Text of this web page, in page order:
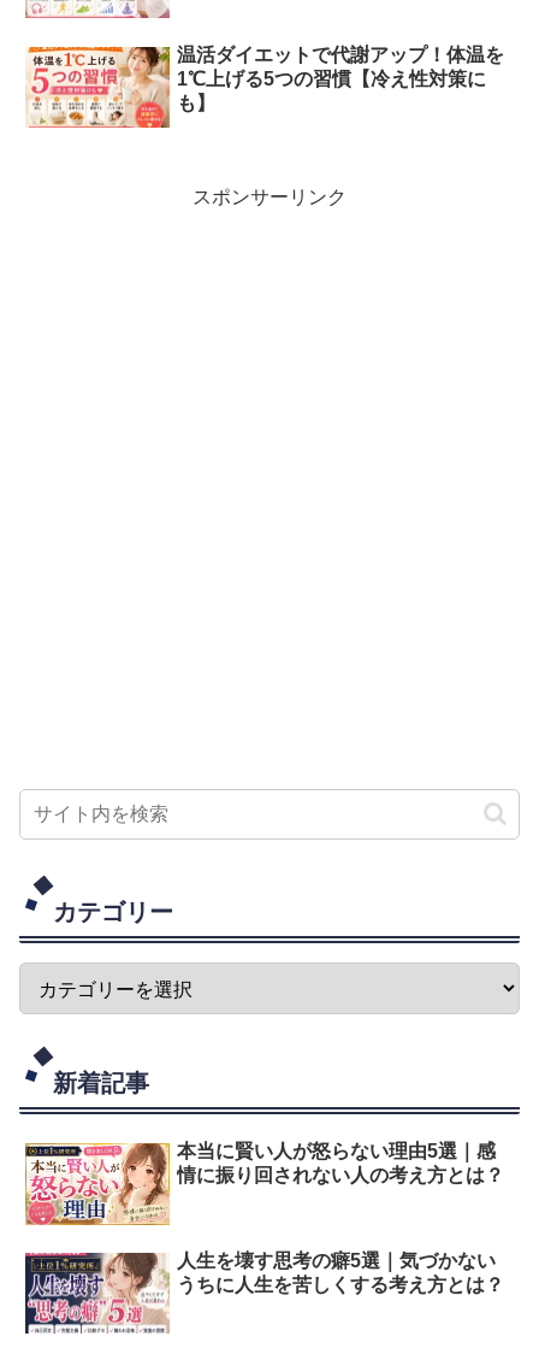
温活ダイエットで代謝アップ！体温を
1℃上げる5つの習慣【冷え性対策に
も】
スポンサーリンク
カテゴリー
新着記事
本当に賢い人が怒らない理由5選｜感
情に振り回されない人の考え方とは？
人生を壊す思考の癖5選｜気づかない
うちに人生を苦しくする考え方とは？